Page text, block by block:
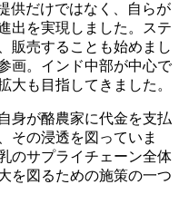
供だけではなく、自らが
出を実現しました。
ステ
販売することも始めまし
画。インド中部が中心で
大も目指してきました。
身が酪農家に代金を支払
その浸透を図っていま
のサプライチェーン全体
を図るための施策の一つ